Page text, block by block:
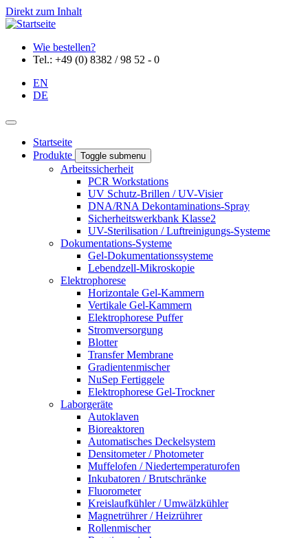
Direkt zum Inhalt
Wie bestellen?
Tel.: +49 (0) 8382 / 98 52 - 0
EN
DE
Startseite
Produkte
Toggle submenu
Arbeitssicherheit
PCR Workstations
UV Schutz-Brillen / UV-Visier
DNA/RNA Dekontaminations-Spray
Sicherheitswerkbank Klasse2
UV-Sterilisation / Luftreinigungs-Systeme
Dokumentations-Systeme
Gel-Dokumentationssysteme
Lebendzell-Mikroskopie
Elektrophorese
Horizontale Gel-Kammern
Vertikale Gel-Kammern
Elektrophorese Puffer
Stromversorgung
Blotter
Transfer Membrane
Gradientenmischer
NuSep Fertiggele
Elektrophorese Gel-Trockner
Laborgeräte
Autoklaven
Bioreaktoren
Automatisches Deckelsystem
Densitometer / Photometer
Muffelofen / Niedertemperaturofen
Inkubatoren / Brutschränke
Fluorometer
Kreislaufkühler / Umwälzkühler
Magnetrührer / Heizrührer
Rollenmischer